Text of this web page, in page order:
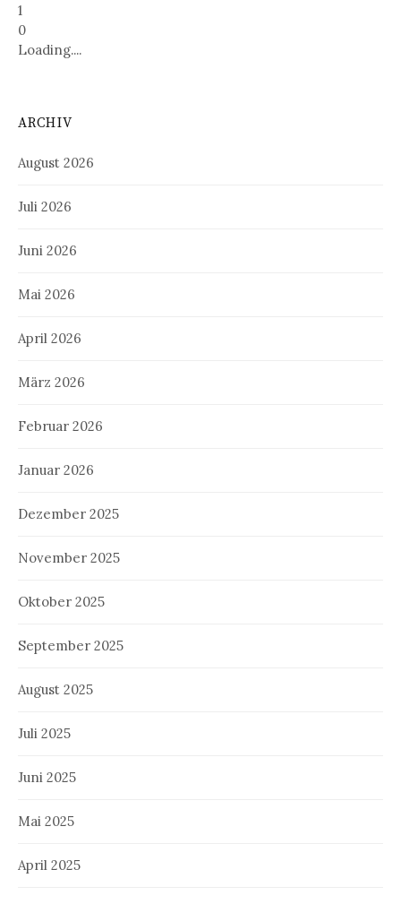
1
0
Loading....
ARCHIV
August 2026
Juli 2026
Juni 2026
Mai 2026
April 2026
März 2026
Februar 2026
Januar 2026
Dezember 2025
November 2025
Oktober 2025
September 2025
August 2025
Juli 2025
Juni 2025
Mai 2025
April 2025